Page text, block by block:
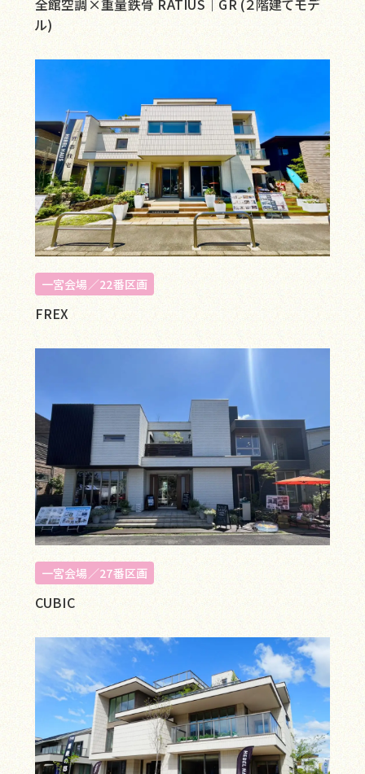
全館空調×重量鉄骨 RATIUS｜GR (２階建てモデ
ル)
一宮会場／22番区画
FREX
一宮会場／27番区画
CUBIC